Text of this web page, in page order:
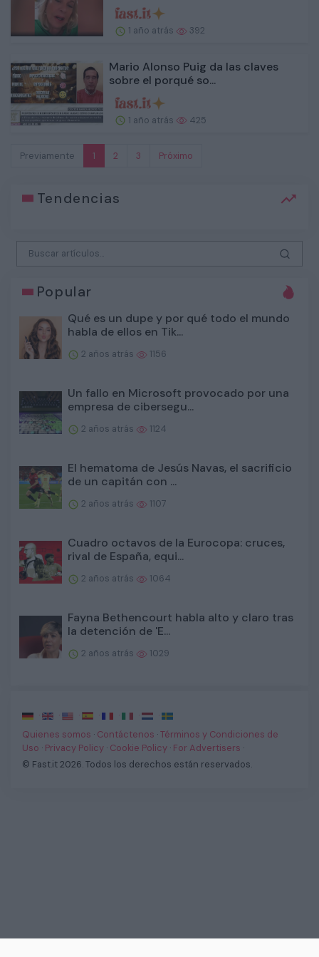
1 año atrás 392
Mario Alonso Puig da las claves
sobre el porqué so...
1 año atrás 425
Previamente 1 2 3 Próximo
Tendencias
Popular
Qué es un dupe y por qué todo el mundo
habla de ellos en Tik...
2 años atrás 1156
Un fallo en Microsoft provocado por una
empresa de cibersegu...
2 años atrás 1124
El hematoma de Jesús Navas, el sacrificio
de un capitán con ...
2 años atrás 1107
Cuadro octavos de la Eurocopa: cruces,
rival de España, equi...
2 años atrás 1064
Fayna Bethencourt habla alto y claro tras
la detención de 'E...
2 años atrás 1029
· · · · · ·
·
Quienes somos · Contáctenos ·Términos y Condiciones de
Uso · Privacy Policy · Cookie Policy · For Advertisers ·
© Fast.it 2026. Todos los derechos están reservados.